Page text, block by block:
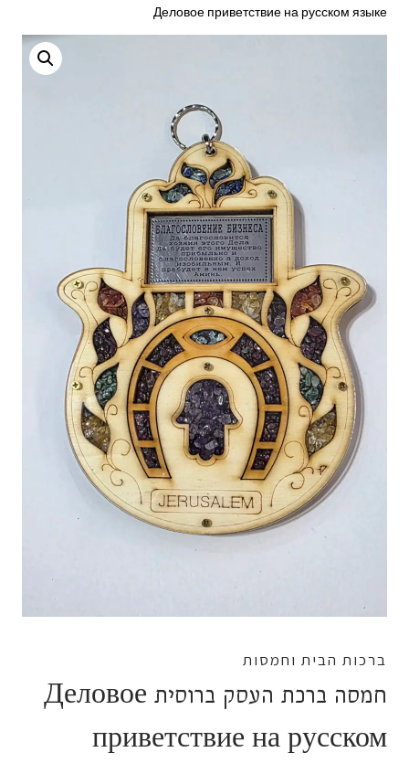
Деловое приветствие на русском языке
ברכות הבית וחמסות
חמסה ברכת העסק ברוסית Деловое
приветствие на русском